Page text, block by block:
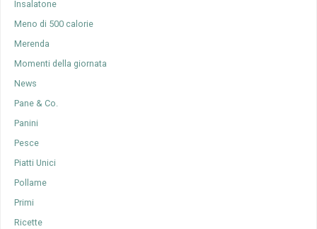
Insalatone
Meno di 500 calorie
Merenda
Momenti della giornata
News
Pane & Co.
Panini
Pesce
Piatti Unici
Pollame
Primi
Ricette